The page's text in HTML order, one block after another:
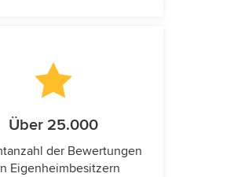
Über 25.000
der Bewertungen
Eigenheimbesitzern